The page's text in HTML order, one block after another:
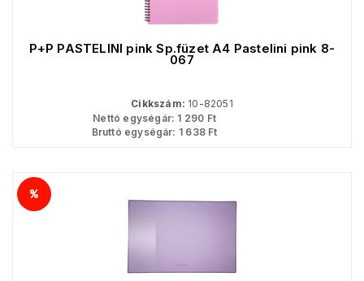
P+P PASTELINI pink Sp.füzet A4 Pastelini pink 8-
067
Cikkszám: 10-82051
Nettó egységár: 1 290 Ft
Bruttó egységár: 1 638Ft